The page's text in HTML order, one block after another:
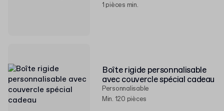
1 pièces min.
Boîte rigide personnalisable
avec couvercle spécial cadeau
Personnalisable
Min. 120 pièces